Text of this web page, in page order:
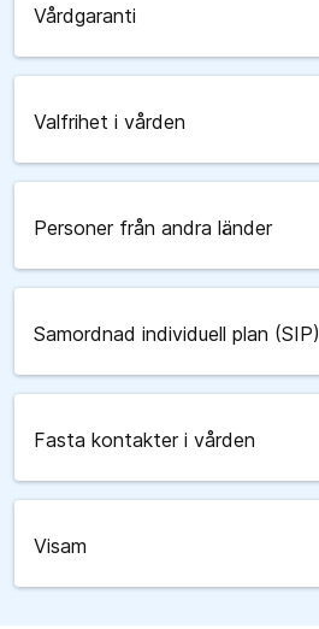
Vårdgaranti
Valfrihet i vården
Personer från andra länder
Samordnad individuell plan (SIP)
Fasta kontakter i vården
Visam